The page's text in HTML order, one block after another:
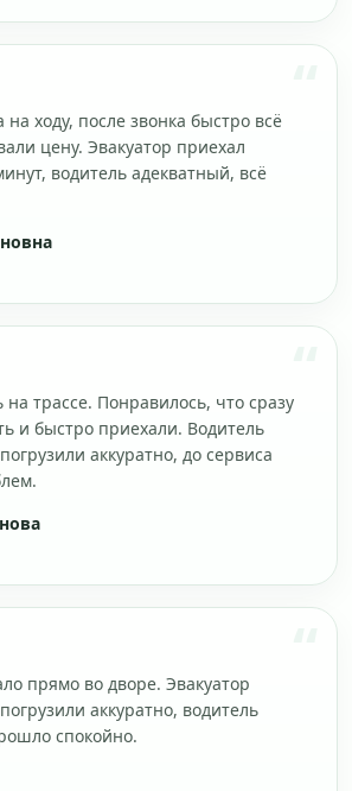
ходу, после звонка быстро всё
цену. Эвакуатор приехал
водитель адекватный, всё
трассе. Понравилось, что сразу
и быстро приехали. Водитель
аккуратно, до сервиса
прямо во дворе. Эвакуатор
аккуратно, водитель
спокойно.